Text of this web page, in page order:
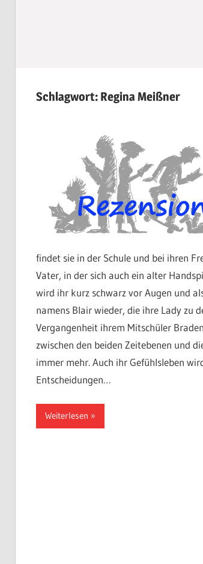
Schlagwort: Regina Meißner
findet sie in der Schule und bei ihren
Vater, in der sich auch ein alter
wird ihr kurz schwarz vor Augen und
namens Blair wieder, die ihre Lady zu
Vergangenheit ihrem Mitschüler
zwischen den beiden Zeitebenen und
immer mehr. Auch ihr Gefühlsleben
Entscheidungen…
Weiterlesen